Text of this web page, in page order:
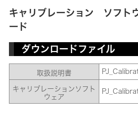
キャリブレーション ソフト
ード
ダウンロードファイル
取扱説明書
キャリブレーションソフト
ウェア